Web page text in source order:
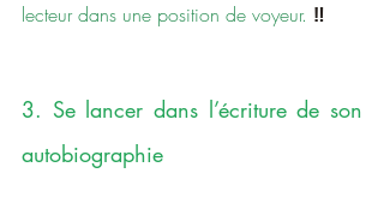
lecteur dans une position de voyeur. ‼️
3. Se lancer dans l’écriture de son
autobiographie